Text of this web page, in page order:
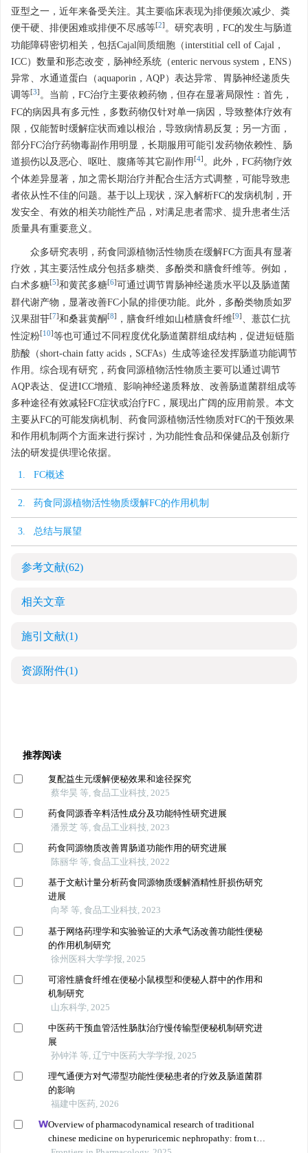
亚型之一，近年来备受关注。其主要临床表现为排便频次减少、粪
便干硬、排便困难或排便不尽感等[2] 。研究表明，FC的发生与肠道
功能障碍密切相关，包括Cajal间质细胞（interstitial cell of Cajal，
ICC）数量和形态改变，肠神经系统（enteric nervous system，ENS）
异常、水通道蛋白（aquaporin，AQP）表达异常、胃肠神经递质失
调等[3] 。当前，FC治疗主要依赖药物，但存在显著局限性：首先，
FC的病因具有多元性，多数药物仅针对单一病因，导致整体疗效有
限，仅能暂时缓解症状而难以根治，导致病情易反复；另一方面，
部分FC治疗药物毒副作用明显，长期服用可能引发药物依赖性、肠
道损伤以及恶心、呕吐、腹痛等其它副作用 [4] 。此外，FC药物疗效
个体差异显著，加之需长期治疗并配合生活方式调整，可能导致患
者依从性不佳的问题。基于以上现状，深入解析FC的发病机制，开
发安全、有效的相关功能性产品，对满足患者需求、提升患者生活
质量具有重要意义。
众多研究表明，药食同源植物活性物质在缓解FC方面具有显著
疗效，其主要活性成分包括多糖类、多酚类和膳食纤维等。例如，
白术多糖[5]和黄芪多糖[6]可通过调节胃肠神经递质水平以及肠道菌
群代谢产物，显著改善FC小鼠的排便功能。此外，多酚类物质如罗
汉果甜苷[7]和桑葚黄酮 [8] ，膳食纤维如山楂膳食纤维[9] 、薏苡仁抗
性淀粉[10]等也可通过不同程度优化肠道菌群组成结构，促进短链脂
肪酸（short-chain fatty acids，SCFAs）生成等途径发挥肠道功能调节
作用。综合现有研究，药食同源植物活性物质主要可以通过调节
AQP表达、促进ICC增殖、影响神经递质释放、改善肠道菌群组成等
多种途径有效减轻FC症状或治疗FC，展现出广阔的应用前景。本文
主要从FC的可能发病机制、药食同源植物活性物质对FC的干预效果
和作用机制两个方面来进行探讨，为功能性食品和保健品及创新疗
法的研发提供理论依据。
1. FC概述
2. 药食同源植物活性物质缓解FC的作用机制
3. 总结与展望
参考文献(62)
相关文章
施引文献(1)
资源附件(1)